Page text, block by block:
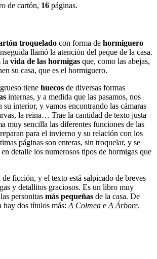
de cartón, 16 páginas.
troquelado con forma de hormiguero
llamó la atención del peque de la casa.
la vida de las hormigas que, como las abejas,
su casa, que es el hormiguero.
tiene huecos de diversas formas
internas, y a medida que las pasamos, nos
su interior, y vamos encontrando las cámaras
la reina… Trae la cantidad de texto justa
muy sencilla las diferentes funciones de las
para el invierno y su relación con los
páginas son enteras, sin troquelar, y se
detalle los numerosos tipos de hormigas que
ficción, y el texto está salpicado de breves
y detallitos graciosos. Es un libro muy
personitas más pequeñas de la casa. De
hay dos títulos más: A Colmea e A Árbore.